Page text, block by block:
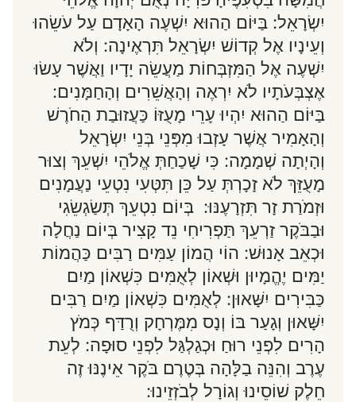
יִשְׂרָאֵל: בַּיּוֹם הַהוּא יִשְׁעֶה הָאָדָם עַל עֹשֵׂהוּ
וְעֵינָיו אֶל קְדוֹשׁ יִשְׂרָאֵל תִּרְאֶינָה: וְלֹא
יִשְׁעֶה אֶל הַמִּזְבְּחוֹת מַעֲשֵׂה יָדָיו וַאֲשֶׁר עָשׂוּ
אֶצְבְּעֹתָיו לֹא יִרְאֶה וְהָאֲשֵׁרִים וְהָחַמָּנִים:
בַּיּוֹם הַהוּא יִהְיוּ עָרֵי מָעֻזּוֹ כַּעֲזוּבַת הַחֹרֶשׁ
וְהָאָמִיר אֲשֶׁר עָזְבוּ מִפְּנֵי בְּנֵי יִשְׂרָאֵל
וְהָיְתָה שְׁמָמָה: כִּי שָׁכַחַתְּ אֱלֹהֵי יִשְׁעֵךְ וְצוּר
מָעֻזֵּךְ לֹא זָכָרְתְּ עַל כֵּן תִּטְּעִי נִטְעֵי נַעֲמָנִים
וּזְמֹרַת זָר תִּזְרָעֶנּוּ: בְּיוֹם נִטְעֵךְ תְּשַׂגְשֵׂגִי
וּבַבֹּקֶר זַרְעֵךְ תַּפְרִיחִי נֵד קָצִיר בְּיוֹם נַחֲלָה
וּכְאֵב אָנוּשׁ: הוֹי הֲמוֹן עַמִּים רַבִּים כַּהֲמוֹת
יַמִּים יֶהֱמָיוּן וּשְׁאוֹן לְאֻמִּים כִּשְׁאוֹן מַיִם
כַּבִּירִים יִשָּׁאוּן: לְאֻמִּים כִּשְׁאוֹן מַיִם רַבִּים
יִשָּׁאוּן וְגָעַר בּוֹ וְנָס מִמֶּרְחָק וְרֻדַּף כְּמֹץ
הָרִים לִפְנֵי רוּחַ וּכְגַלְגַּל לִפְנֵי סוּפָה: לְעֵת
עֶרֶב וְהִנֵּה בַלָּהָה בְּטֶרֶם בֹּקֶר אֵינֶנּוּ זֶה
חֵלֶק שׁוֹסֵינוּ וְגוֹרָל לְבֹזְזֵינוּ: